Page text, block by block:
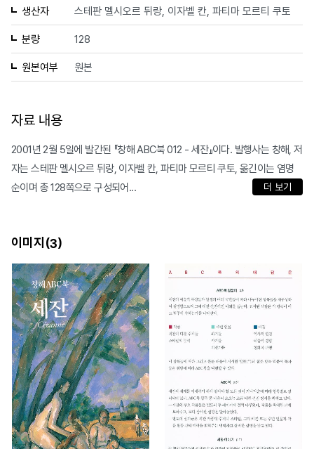
생산자 스테판 멜시오르 뒤랑, 이자벨 칸, 파티마 모르티 쿠토
분량 128
원본여부 원본
자료 내용
2001년 2월 5일에 발간된 『창해 ABC북 012 - 세잔』이다. 발행사는 창해, 저
자는 스테판 멜시오르 뒤랑, 이자벨 칸, 파티마 모르티 쿠토, 옮긴이는 염명
순이며 총 128쪽으로 구성되어...
더 보기
이미지(3)